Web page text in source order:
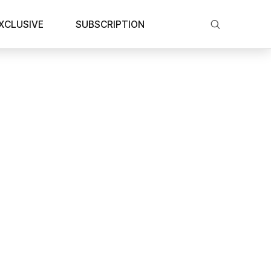
SUBSCRIPTION